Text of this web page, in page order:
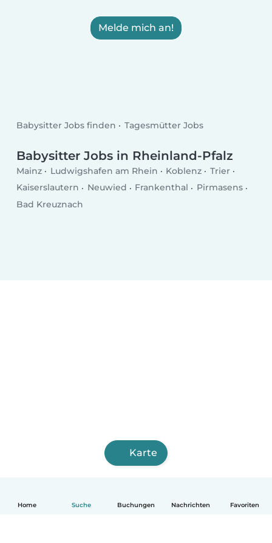
Home Suche Buchungen Nachrichten Favoriten
Melde mich an!
Babysitter Jobs finden Tagesmütter Jobs
Babysitter Jobs in Rheinland-Pfalz
Mainz Ludwigshafen am Rhein Koblenz
Trier
Kaiserslautern
Neuwied Frankenthal
Pirmasens
Bad Kreuznach
Karte